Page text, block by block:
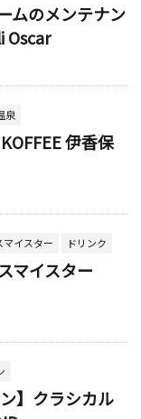
ムのメンテナン
Oscar
泉
伊香保
マイスター ドリンク
マイスター
】クラシカル